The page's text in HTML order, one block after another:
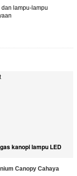
lampu-lampu
kanopi lampu LED
Canopy Cahaya